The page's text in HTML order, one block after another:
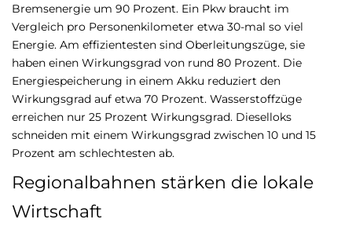
Bremsenergie um 90 Prozent. Ein Pkw braucht im
Vergleich pro Personenkilometer etwa 30-mal so viel
Energie. Am effizientesten sind Oberleitungszüge, sie
haben einen Wirkungsgrad von rund 80 Prozent. Die
Energiespeicherung in einem Akku reduziert den
Wirkungsgrad auf etwa 70 Prozent. Wasserstoffzüge
erreichen nur 25 Prozent Wirkungsgrad. Dieselloks
schneiden mit einem Wirkungsgrad zwischen 10 und 15
Prozent am schlechtesten ab.
Regionalbahnen stärken die lokale
Wirtschaft